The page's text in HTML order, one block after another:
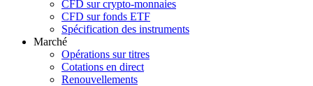
CFD sur crypto-monnaies
CFD sur fonds ETF
Spécification des instruments
Marché
Opérations sur titres
Cotations en direct
Renouvellements